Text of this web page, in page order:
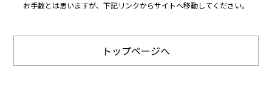
お手数とは思いますが、下記リンクからサイトへ移動してください。
トップページへ